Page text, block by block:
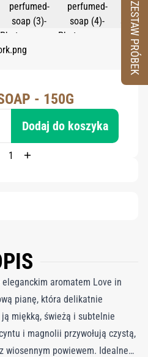
- 150G
Dodaj do koszyka
eleganckim aromatem Love in
pianę, która delikatnie
miękką, świeżą i subtelnie
i magnolii przywołują czystą,
wiosennym powiewem. Idealne
ZESTAW PRÓBEK